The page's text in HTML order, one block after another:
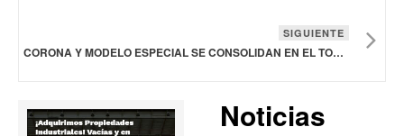
SIGUIENTE
CORONA Y MODELO ESPECIAL SE CONSOLIDAN EN EL TOP DE LAS CERVEZAS MÁS VALIOSAS DEL MUNDO EN EL RANKING GLOBAL BRAND FINANCE
Noticias